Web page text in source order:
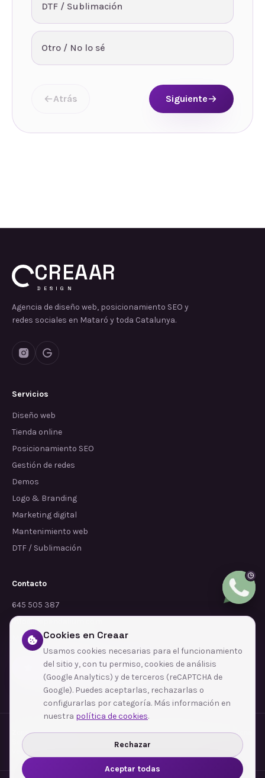
DTF / Sublimación
Otro / No lo sé
Atrás Siguiente
CREAAR
DESIGN
Agencia de diseño web, posicionamiento SEO y
redes sociales en Mataró y toda Catalunya.
Servicios
Diseño web
Tienda online
Posicionamiento SEO
Gestión de redes
Demos
Logo & Branding
Marketing digital
Mantenimiento web
DTF / Sublimación
Contacto
645 505 387
info@dependalium.com
Mataró (Barcelona)
Déjanos tu reseña en Google
Zonas de cobertura·Barcelona·L'Hospitalet de Llobregat·Terrassa·Badalona
Sabadell
Santa Coloma de Gramenet
Ver todas las zonas →
Cookies en Creaar
Usamos cookies necesarias para el funcionamiento
del sitio y, con tu permiso, cookies de análisis
(Google Analytics) y de terceros (reCAPTCHA de
Google). Puedes aceptarlas, rechazarlas o
configurarlas por categoría. Más información en
nuestra política de cookies.
Rechazar
Aceptar todas